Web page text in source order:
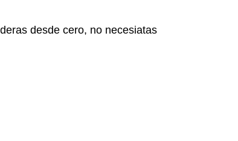
desde cero, no necesiatas